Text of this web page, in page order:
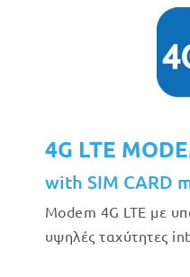
4G LTE
with SIM CARD
Modem 4G LTE με
υψηλές ταχύτητες